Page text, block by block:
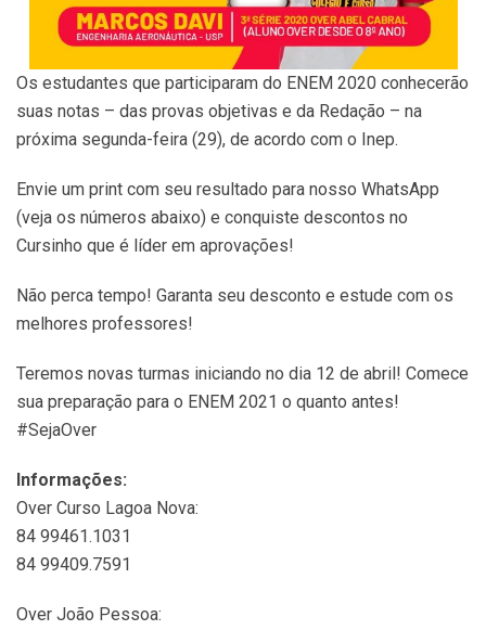
Os estudantes que participaram do ENEM 2020 conhecerão
suas notas – das provas objetivas e da Redação – na
próxima segunda-feira (29), de acordo com o Inep.
Envie um print com seu resultado para nosso WhatsApp
(veja os números abaixo) e conquiste descontos no
Cursinho que é líder em aprovações!
Não perca tempo! Garanta seu desconto e estude com os
melhores professores!
Teremos novas turmas iniciando no dia 12 de abril! Comece
sua preparação para o ENEM 2021 o quanto antes!
#SejaOver
Informações:
Over Curso Lagoa Nova:
84 99461.1031
84 99409.7591
Over João Pessoa: